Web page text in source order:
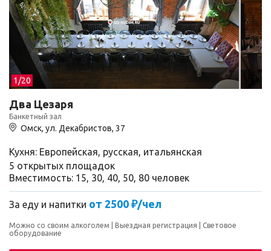
1/20
Два Цезаря
Банкетный зал
Омск, ул. Декабристов, 37
Кухня: Европейская, русская, итальянская
5 открытых площадок
Вместимость: 15, 30, 40, 50, 80 человек
За еду и напитки от 2500 ₽/чел
Можно со своим алкоголем Выездная регистрация
Световое
оборудование